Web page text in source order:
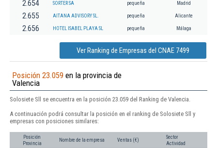
2.654 SORTER SA pequeña Madrid
2.655 AITANA ADVISORY SL. pequeña Alicante
2.656 HOTEL ISABEL PLAYA SL pequeña Málaga
Ver Ranking de Empresas del CNAE 7499
Posición 23.059 en la provincia de
Valencia
Solosiete Sll se encuentra en la posición 23.059 del Ranking de Valencia.
A continuación podrá consultar la posición en el ranking de Solosiete Sll y
empresas con posiciones similares:
Posición
Provincia
Nombre de la empresa Ventas (€)
Sector
Actividad